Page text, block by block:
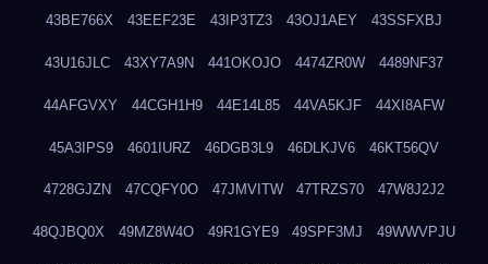
43BE766X 43EEF23E 43IP3TZ3 43OJ1AEY 43SSFXBJ
43U16JLC 43XY7A9N 441OKOJO 4474ZR0W 4489NF37
44AFGVXY 44CGH1H9 44E14L85 44VA5KJF 44XI8AFW
45A3IPS9 4601IURZ 46DGB3L9 46DLKJV6 46KT56QV
4728GJZN 47CQFY0O 47JMVITW 47TRZS70 47W8J2J2
48QJBQ0X 49MZ8W4O 49R1GYE9 49SPF3MJ 49WWVPJU